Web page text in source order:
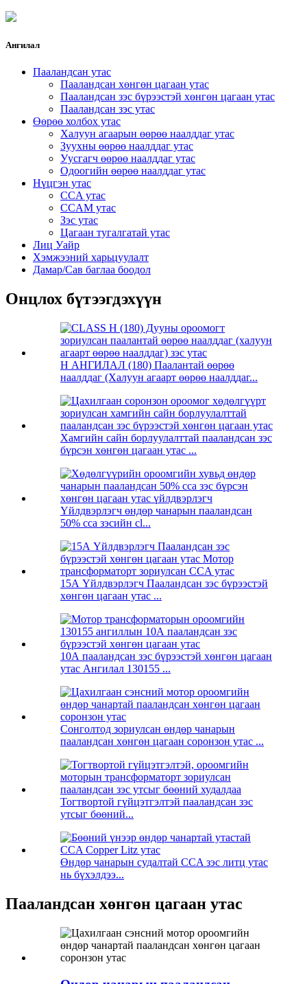
Ангилал
Пааландсан утас
Пааландсан хөнгөн цагаан утас
Пааландсан зэс бүрээстэй хөнгөн цагаан утас
Пааландсан зэс утас
Өөрөө холбох утас
Халуун агаарын өөрөө наалддаг утас
Зуухны өөрөө наалддаг утас
Уусгагч өөрөө наалддаг утас
Одоогийн өөрөө наалддаг утас
Нүцгэн утас
CCA утас
CCAM утас
Зэс утас
Цагаан тугалгатай утас
Лиц Уайр
Хэмжээний харьцуулалт
Дамар/Сав баглаа боодол
Онцлох бүтээгдэхүүн
H АНГИЛАЛ (180) Паалантай өөрөө
наалддаг (Халуун агаарт өөрөө наалддаг...
Хамгийн сайн борлуулалттай пааландсан зэс
бүрсэн хөнгөн цагаан утас ...
Үйлдвэрлэгч өндөр чанарын пааландсан
50% cca зэсийн cl...
15А Үйлдвэрлэгч Пааландсан зэс бүрээстэй
хөнгөн цагаан утас ...
10А пааландсан зэс бүрээстэй хөнгөн цагаан
утас Ангилал 130155 ...
Сонголтод зориулсан өндөр чанарын
пааландсан хөнгөн цагаан соронзон утас ...
Тогтвортой гүйцэтгэлтэй пааландсан зэс
утсыг бөөний...
Өндөр чанарын судалтай CCA зэс литц утас
нь бүхэлдээ...
Пааландсан хөнгөн цагаан утас